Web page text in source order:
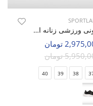
کتونی ورزشی زنانه اسپورتلند Flux Walk W
تومان
تومان
38
39
40